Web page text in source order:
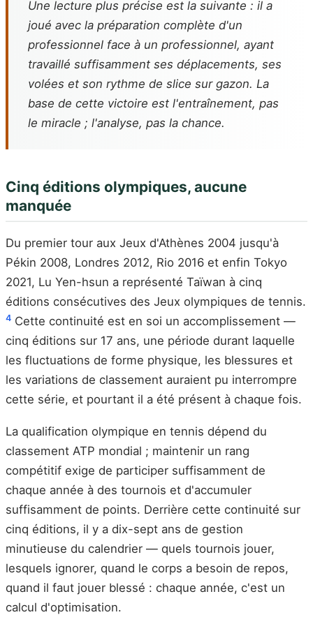
Une lecture plus précise est la suivante : il a
joué avec la préparation complète d'un
professionnel face à un professionnel, ayant
travaillé suffisamment ses déplacements, ses
volées et son rythme de slice sur gazon. La
base de cette victoire est l'entraînement, pas
le miracle ; l'analyse, pas la chance.
Cinq éditions olympiques, aucune
manquée
Du premier tour aux Jeux d'Athènes 2004 jusqu'à
Pékin 2008, Londres 2012, Rio 2016 et enfin Tokyo
2021, Lu Yen-hsun a représenté Taïwan à cinq
éditions consécutives des Jeux olympiques de tennis.
4 Cette continuité est en soi un accomplissement —
cinq éditions sur 17 ans, une période durant laquelle
les fluctuations de forme physique, les blessures et
les variations de classement auraient pu interrompre
cette série, et pourtant il a été présent à chaque fois.
La qualification olympique en tennis dépend du
classement ATP mondial ; maintenir un rang
compétitif exige de participer suffisamment de
chaque année à des tournois et d'accumuler
suffisamment de points. Derrière cette continuité sur
cinq éditions, il y a dix-sept ans de gestion
minutieuse du calendrier — quels tournois jouer,
lesquels ignorer, quand le corps a besoin de repos,
quand il faut jouer blessé : chaque année, c'est un
calcul d'optimisation.